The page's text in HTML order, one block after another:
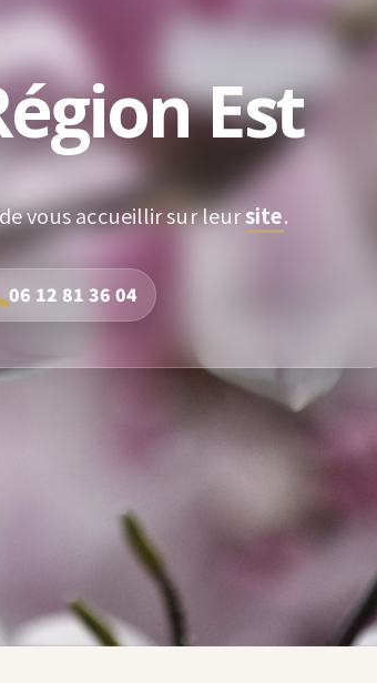
Est
vous accueillir sur leursite.
06 12 81 36 04